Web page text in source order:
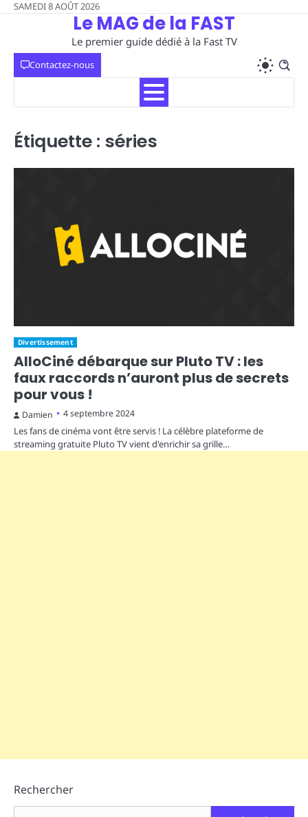
SkipSAMEDI 8 AOÛT 2026
Contactez-nous
Le MAG de la FAST
Le premier guide dédié à la Fast TV
Étiquette : séries
Divertissement
AlloCiné débarque sur Pluto TV : les
faux raccords n’auront plus de secrets
pour vous !
Damien 4 septembre 2024
Les fans de cinéma vont être servis ! La célèbre plateforme de
streaming gratuite Pluto TV vient d'enrichir sa grille…
Rechercher